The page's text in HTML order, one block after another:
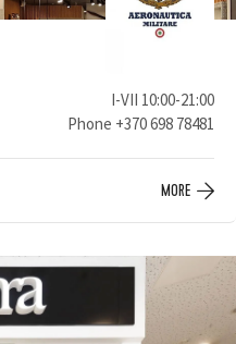
I-VII 10:00-21:00
Phone +370 698 78481
MORE